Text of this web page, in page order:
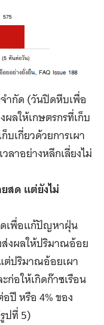
จำกัด (วันปิดหีบเพื่อ
ลให้เกษตรกรที่เก็บ
บเกี่ยวด้วยการเผา
ลาอย่างหลีกเลี่ยงไม่
สด แต่ยังไม่
เพื่อแก้ปัญหาฝุ่น
ส่งผลให้ปริมาณอ้อย
ต่ปริมาณอ้อยเผา
ก่อให้เกิดก๊าซเรือน
ปี หรือ 4% ของ
ปที่ 5)